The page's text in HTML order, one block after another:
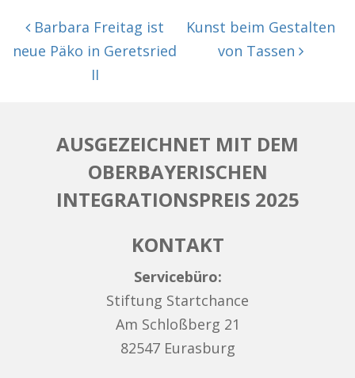
Barbara Freitag ist
neue Päko in Geretsried
II
Kunst beim Gestalten
von Tassen
AUSGEZEICHNET MIT DEM
OBERBAYERISCHEN
INTEGRATIONSPREIS 2025
KONTAKT
Servicebüro:
Stiftung Startchance
Am Schloßberg 21
82547 Eurasburg